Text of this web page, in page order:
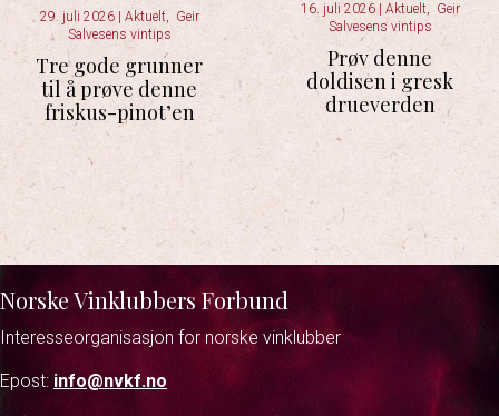
29. juli 2026 Aktuelt, Geir
Salvesens vintips
Tre gode grunner
til å prøve denne
friskus-pinot’en
16. juli 2026 Aktuelt, Geir
Salvesens vintips
Prøv denne
doldisen i gresk
drueverden
Norske Vinklubbers Forbund
Interesseorganisasjon for norske vinklubber
Epost: info@nvkf.no